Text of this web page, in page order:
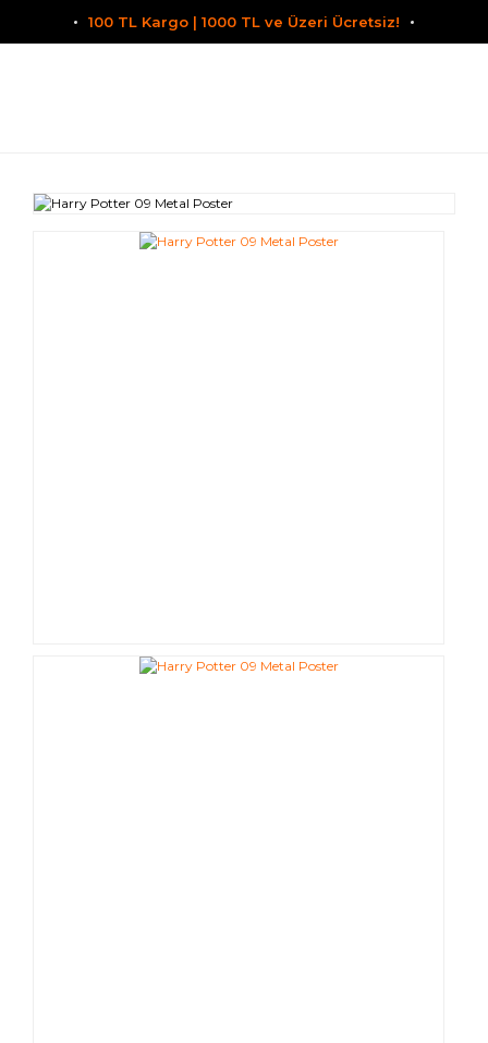
100 TL Kargo | 1000 TL ve Üzeri Ücretsiz!